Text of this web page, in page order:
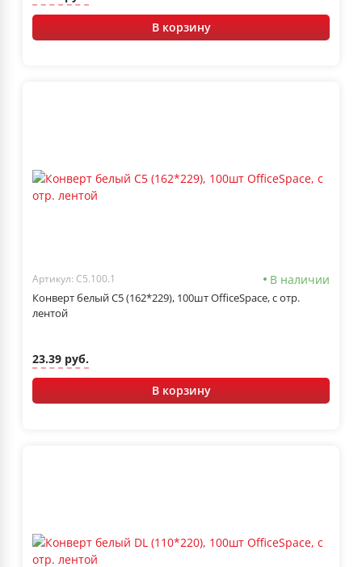
В корзину
Артикул: С5.100.1 В наличии
Конверт белый С5 (162*229), 100шт OfficeSpace, с отр.
лентой
23.39 руб.
В корзину